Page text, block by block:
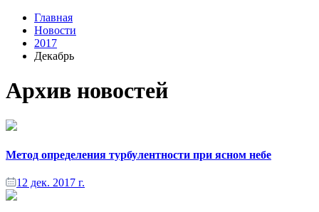
Главная
Новости
2017
Декабрь
Архив новостей
Метод определения турбулентности при ясном небе
12 дек. 2017 г.